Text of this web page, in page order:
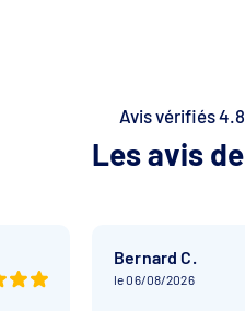
Avis vérifiés
Les avis
Bernard C.
le 06/08/2026